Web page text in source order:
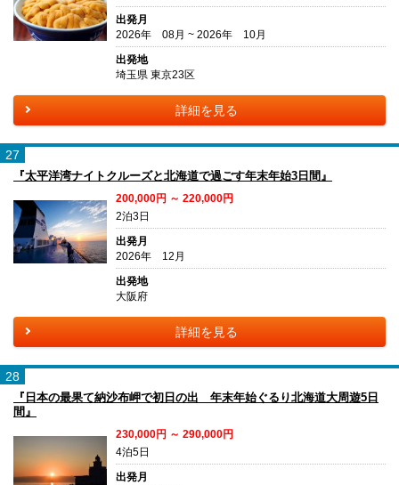
出発月
2026年 08月 ~ 2026年 10月
出発地
埼玉県 東京23区
詳細を見る
27
『太平洋湾ナイトクルーズと北海道で過ごす年末年始3日間』
200,000円 ～ 220,000円
2泊3日
出発月
2026年 12月
出発地
大阪府
詳細を見る
28
『日本の最果て納沙布岬で初日の出 年末年始ぐるり北海道大周遊5日
間』
230,000円 ～ 290,000円
4泊5日
出発月